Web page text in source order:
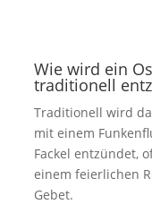
Wie wird ein
traditionell
Traditionell wird
mit einem
Fackel entzündet,
einem feierlichen
Gebet.